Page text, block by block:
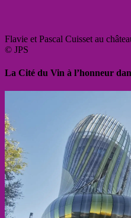
Flavie et Pascal Cuisset au
© JPS
La Cité du Vin à l’honneur